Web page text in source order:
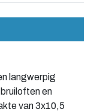
langwerpig
en
van 3x10,5